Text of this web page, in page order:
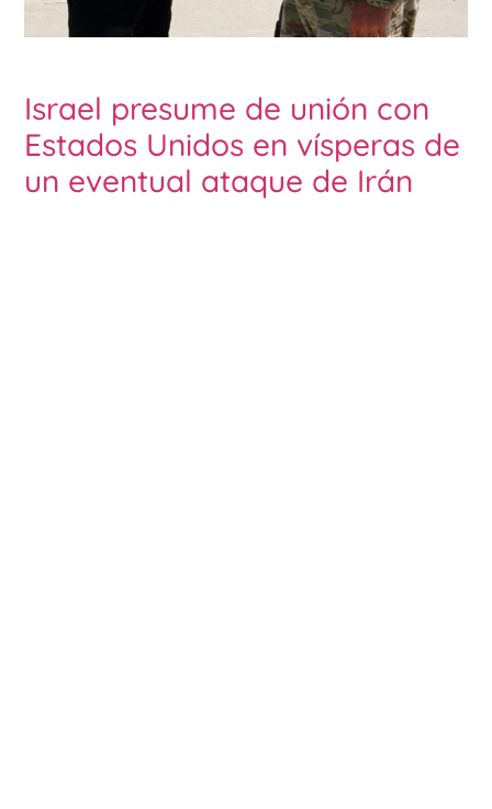
Israel presume de unión con
Estados Unidos en vísperas de
un eventual ataque de Irán